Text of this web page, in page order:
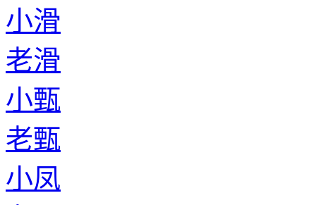
小滑
老滑
小甄
老甄
小凤